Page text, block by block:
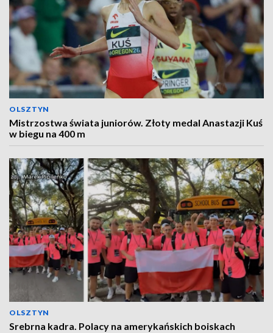
OLSZTYN
Mistrzostwa świata juniorów. Złoty medal Anastazji Kuś
w biegu na 400 m
OLSZTYN
Srebrna kadra. Polacy na amerykańskich boiskach